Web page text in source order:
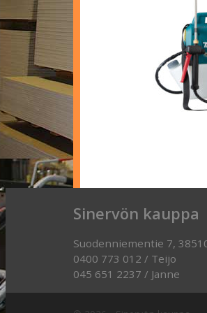
Sinervön kauppa
Suodenniementie 7,
0400 773 012 / Teijo
045 651 2237 / Janne